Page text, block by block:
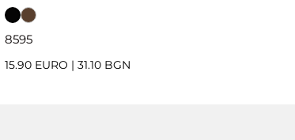
8595
15.90 EURO | 31.10 BGN